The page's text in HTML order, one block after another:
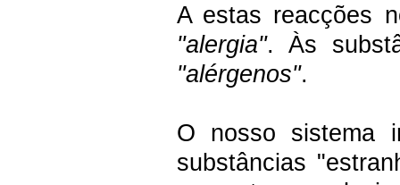
A estas reacções
"alergia". Às
"alérgenos".
O nosso sistema
substâncias